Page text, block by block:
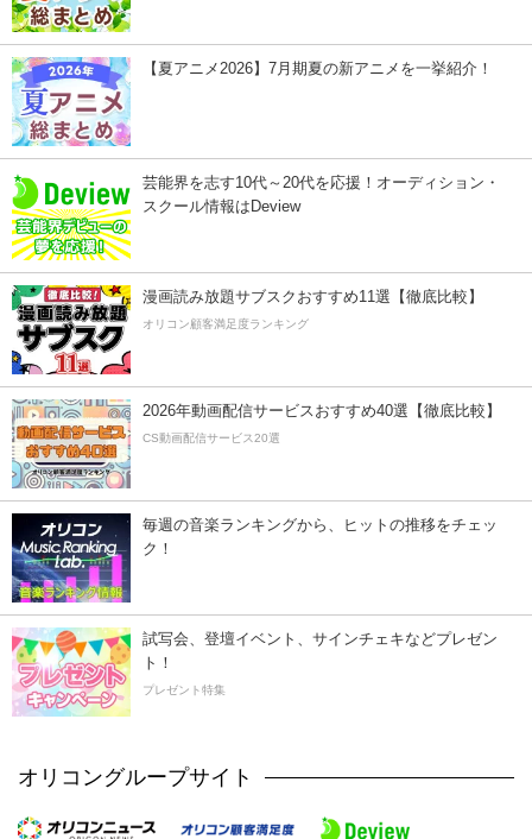
【夏アニメ2026】7月期夏の新アニメを一挙紹介！
芸能界を志す10代～20代を応援！オーディション・
スクール情報はDeview
漫画読み放題サブスクおすすめ11選【徹底比較】
オリコン顧客満足度ランキング
2026年動画配信サービスおすすめ40選【徹底比較】
CS動画配信サービス20選
毎週の音楽ランキングから、ヒットの推移をチェッ
ク！
試写会、登壇イベント、サインチェキなどプレゼン
ト！
プレゼント特集
オリコングループサイト